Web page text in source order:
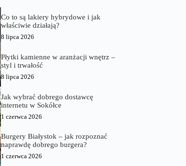
Co to są lakiery hybrydowe i jak
właściwie działają?
8 lipca 2026
Płytki kamienne w aranżacji wnętrz –
styl i trwałość
8 lipca 2026
Jak wybrać dobrego dostawcę
internetu w Sokółce
1 czerwca 2026
Burgery Białystok – jak rozpoznać
naprawdę dobrego burgera?
1 czerwca 2026